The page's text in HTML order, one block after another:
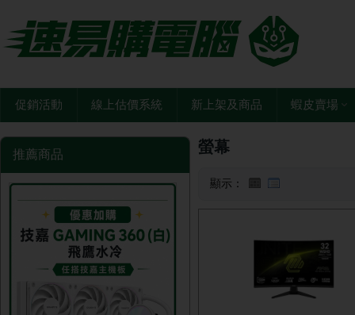
促銷活動 線上估價系統 新上架及商品 蝦皮賣場
推薦商品 螢幕
顯示：